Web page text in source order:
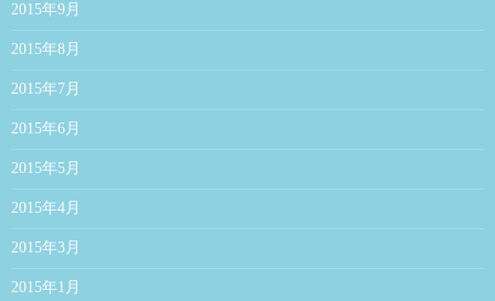
2015年9月
2015年8月
2015年7月
2015年6月
2015年5月
2015年4月
2015年3月
2015年1月